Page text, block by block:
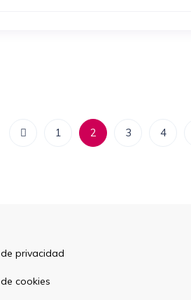
1 2 3 4
privacidad
cookies